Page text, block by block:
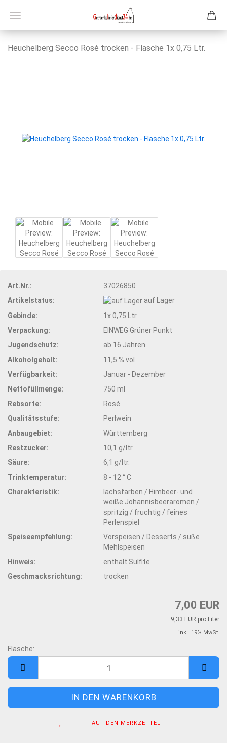
Heu­chel­berg Secco Rosé tro­cken - Fla­sche 1x 0,75 Ltr.
Art.Nr.:
37026850
Artikelstatus:
auf Lager
Gebinde:
1x 0,75 Ltr.
Verpackung:
EINWEG Grüner Punkt
Jugendschutz:
ab 16 Jahren
Alkoholgehalt:
11,5 % vol
Verfügbarkeit:
Januar - Dezember
Nettofüllmenge:
750 ml
Rebsorte:
Rosé
Qualitätsstufe:
Perlwein
Anbaugebiet:
Württemberg
Restzucker:
10,1 g/ltr.
Säure:
6,1 g/ltr.
Trinktemperatur:
8 - 12 ° C
Charakteristik:
lachsfarben / Himbeer- und
weiße Johannisbeeraromen /
spritzig / fruchtig / feines
Perlenspiel
Speiseempfehlung:
Vorspeisen / Desserts / süße
Mehlspeisen
Hinweis:
enthält Sulfite
Geschmacksrichtung:
trocken
7,00 EUR
9,33 EUR pro Liter
inkl. 19% MwSt.
Flasche:
Flasche
AUF DEN MERKZETTEL